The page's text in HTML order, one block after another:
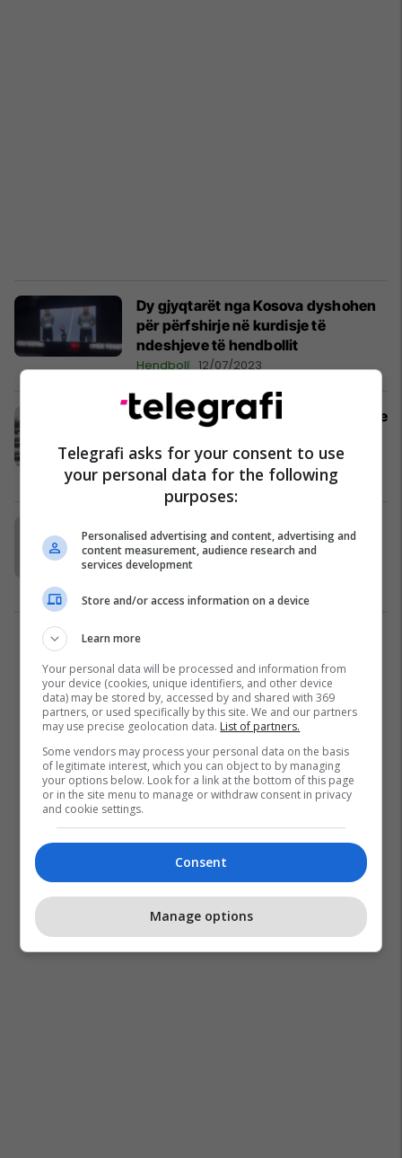
Dy gjyqtarët nga Kosova dyshohen
për përfshirje në kurdisje të
ndeshjeve të hendbollit
Hendboll 12/07/2023
Kosova luan ndaj Britanisë së Madhe
hendbollit
Hendboll 05/07/2023
Kosova luan ndaj Sllovakisë në
kualifikimet për Botërorin e
hendbollit
Telegrafi asks for your consent to use
your personal data for the following
purposes:
Personalised advertising and content, advertising and
content measurement, audience research and
services development
Store and/or access information on a device
Learn more
Your personal data will be processed and information from
your device (cookies, unique identifiers, and other device
data) may be stored by, accessed by and shared with 369
partners, or used specifically by this site. We and our partners
may use precise geolocation data. List of partners.
Some vendors may process your personal data on the basis
of legitimate interest, which you can object to by managing
your options below. Look for a link at the bottom of this page
or in the site menu to manage or withdraw consent in privacy
and cookie settings.
Consent
Manage options